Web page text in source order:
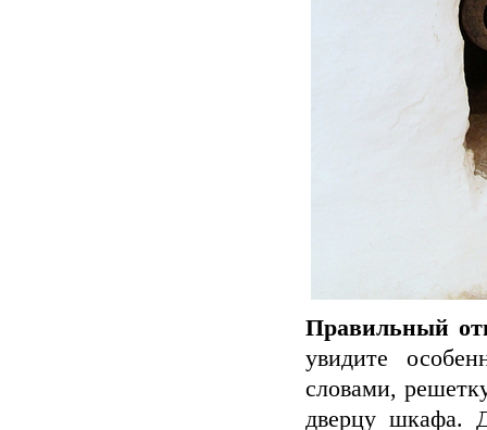
Правильный
увидите
словами,
дверцу шкафа.